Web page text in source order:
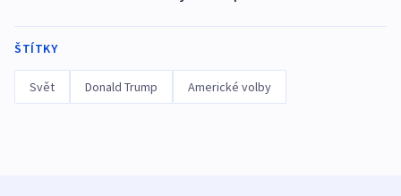
ŠTÍTKY
Svět Donald Trump Americké volby